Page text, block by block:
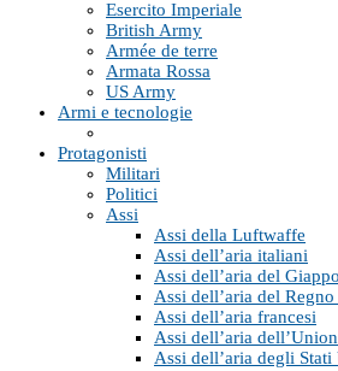
Esercito Imperiale
British Army
Armée de terre
Armata Rossa
US Army
Armi e tecnologie
Protagonisti
Militari
Politici
Assi
Assi della Luftwaffe
Assi dell’aria italiani
Assi dell’aria del
Assi dell’aria del
Assi dell’aria francesi
Assi dell’aria
Assi dell’aria degli